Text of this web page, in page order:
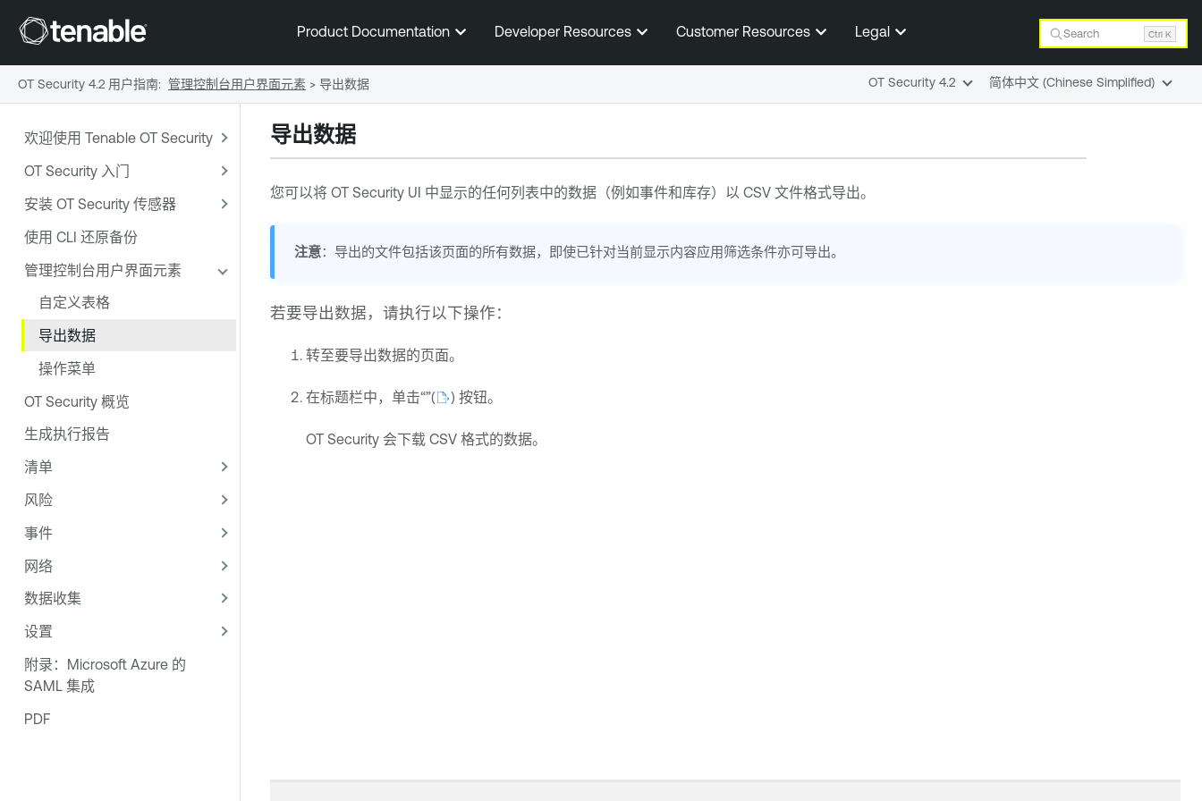
跳到主内容
Product Documentation Developer Resources Customer Resources Legal Search Ctrl K
欢迎使用 Tenable OT Security
OT Security 入门
安装 OT Security 传感器
使用 CLI 还原备份
管理控制台用户界面元素
自定义表格
导出数据
操作菜单
OT Security 概览
生成执行报告
清单
风险
事件
网络
数据收集
设置
附录：Microsoft Azure 的
SAML 集成
PDF
导出数据
您可以将 OT SecurityUI 中显示的任何列表中的数据（例如事件和库存）以 CSV 文件格式导出。
注意：导出的文件包括该页面的所有数据，即使已针对当前显示内容应用筛选条件亦可导出。
若要导出数据，请执行以下操作：
转至要导出数据的页面。
在标题栏中，单击“”( ) 按钮。
OT Security会下载 CSV 格式的数据。
OT Security 4.2 用户指南: 管理控制台用户界面元素 > 导出数据 OT Security 4.2 简体中文 (Chinese Simplified)